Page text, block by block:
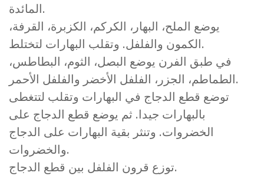
المائدة.
يوضع الملح، البهار، الكركم، الكزبرة، القرفة،
الكمون والفلفل. وتقلب البهارات لتختلط.
في طبق الفرن يوضع البصل، الثوم، البطاطس،
الطماطم، الجزر، الفلفل الأخضر والفلفل الأحمر.
توضع قطع الدجاج في البهارات وتقلب لتتغطى
بالبهارات جيدا. ثم يوضع قطع الدجاج على
الخضروات. وتنثر بقية البهارات على الدجاج
والخضروات.
توزع قرون الفلفل بين قطع الدجاج.